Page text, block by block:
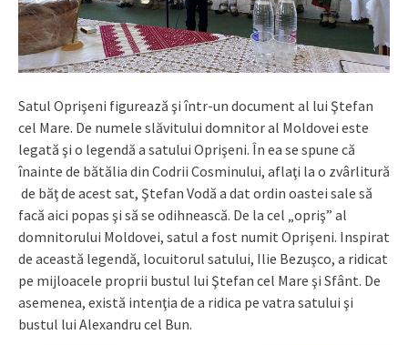
Satul Oprişeni figurează şi într-un document al lui Ştefan
cel Mare. De numele slăvitului domnitor al Moldovei este
legată şi o legendă a satului Oprişeni. În ea se spune că
înainte de bătălia din Codrii Cosminului, aflaţi la o zvârlitură
de băţ de acest sat, Ştefan Vodă a dat ordin oastei sale să
facă aici popas şi să se odihnească. De la cel „opriş” al
domnitorului Moldovei, satul a fost numit Oprişeni. Inspirat
de această legendă, locuitorul satului, Ilie Bezuşco, a ridicat
pe mijloacele proprii bustul lui Ştefan cel Mare şi Sfânt. De
asemenea, există intenţia de a ridica pe vatra satului şi
bustul lui Alexandru cel Bun.